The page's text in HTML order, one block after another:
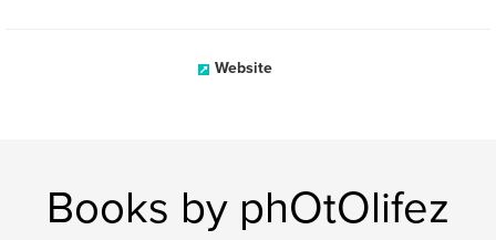
Website
Books by phOtOlifez